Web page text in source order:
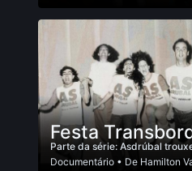
Festa
Parte da série: Asdrúbal
Documentário • De Hamilton